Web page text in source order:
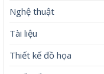
Nghệ thuật
Tài liệu
Thiết kế đồ họa